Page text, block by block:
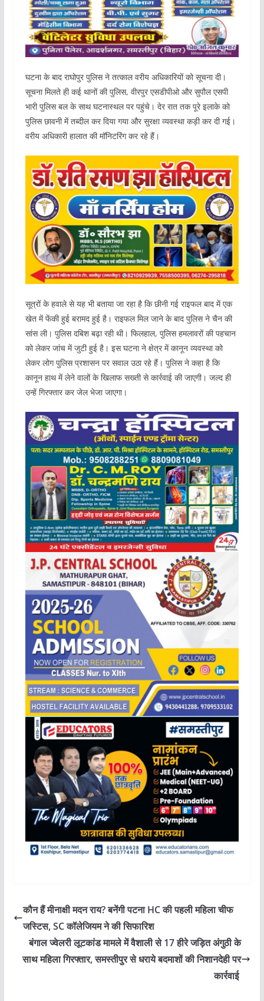
घटना के बाद राघोपुर पुलिस ने तत्काल वरीय अधिकारियों को सूचना दी।
सूचना मिलते ही कई थानों की पुलिस, वीरपुर एसडीपीओ और सुपौल एसपी
भारी पुलिस बल के साथ घटनास्थल पर पहुंचे। देर रात तक पूरे इलाके को
पुलिस छावनी में तब्दील कर दिया गया और सुरक्षा व्यवस्था कड़ी कर दी गई।
वरीय अधिकारी हालात की मॉनिटरिंग कर रहे हैं।
सूत्रों के हवाले से यह भी बताया जा रहा है कि छीनी गई राइफल बाद में एक
खेत में फेंकी हुई बरामद हुई है। राइफल मिल जाने के बाद पुलिस ने चैन की
सांस ली। पुलिस दबिश बढ़ा रही थी। फिलहाल, पुलिस हमलावरों की पहचान
को लेकर जांच में जुटी हुई है। इस घटना ने क्षेत्र में कानून व्यवस्था को
लेकर लोग पुलिस प्रशासन पर सवाल उठा रहे हैं। पुलिस ने कहा है कि
कानून हाथ में लेने वालों के खिलाफ सख्ती से कार्रवाई की जाएगी। जल्द ही
उन्हें गिरफ्तार कर जेल भेजा जाएगा।
कौन हैं मीनाक्षी मदन राय? बनेंगी पटना HC की पहली महिला चीफ
जस्टिस, SC कॉलेजियम ने की सिफारिश
बंगाल ज्वेलरी लूटकांड मामले में वैशाली से 17 हीरे जड़ित अंगुठी के
साथ महिला गिरफ्तार, समस्तीपुर से धराये बदमाशों की निशानदेही पर
कार्रवाई